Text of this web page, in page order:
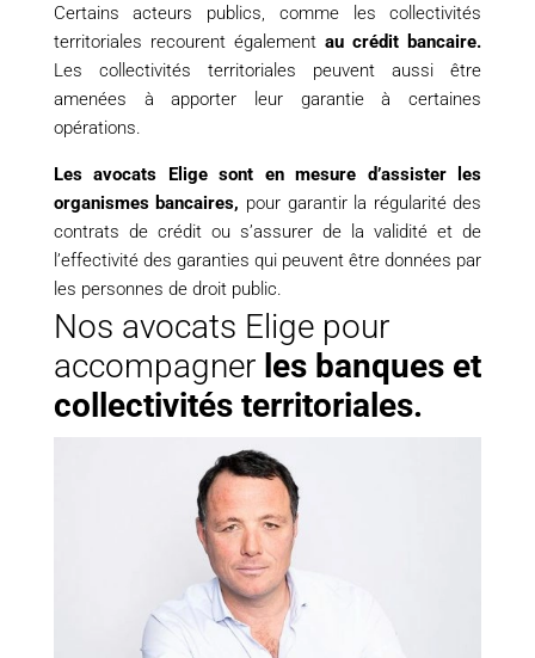
Certains acteurs publics, comme les collectivités
territoriales recourent égalementau crédit bancaire.
Les collectivités territoriales peuvent aussi être
amenées à apporter leur garantie à certaines
opérations.
Les avocats Elige sont en mesure d’assister les
organismes bancaires, pour garantir la régularité des
contrats de crédit ou s’assurer de la validité et de
l’effectivité des garanties qui peuvent être données par
les personnes de droit public.
Nos avocats Elige pour
accompagner les banques et
collectivités territoriales.